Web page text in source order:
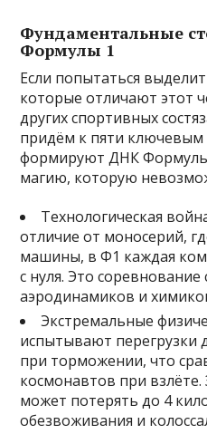
Фундаментальные
Формулы 1
Если попытаться
которые отличают этот
других спортивных
придём к пяти ключевым
формируют ДНК Формулы
магию, которую
Технологическая
отличие от моносерий,
машины, в Ф1 каждая
с нуля. Это
аэродинамиков и
Экстремальные
испытывают перегрузки
при торможении, что
космонавтов при взлёте.
может потерять до 4
обезвоживания и